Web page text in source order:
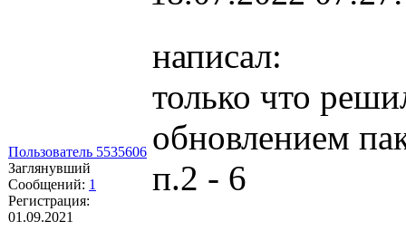
Пользователь 5535606
Заглянувший
Сообщений: 1
Регистрация:
01.09.2021
написал:
только что
обновлением
п.2 - 6